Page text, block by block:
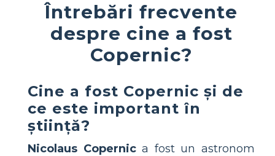
Întrebări frecvente
despre cine a fost
Copernic?
Cine a fost Copernic și de
ce este important în
știință?
Nicolaus Copernica fost un astronom